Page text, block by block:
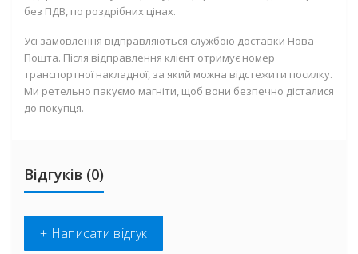
без ПДВ, по роздрібних цінах.
Усі замовлення відправляються службою доставки Нова
Пошта. Після відправлення клієнт отримує номер
транспортної накладної, за який можна відстежити посилку.
Ми ретельно пакуємо магніти, щоб вони безпечно дісталися
до покупця.
Відгуків (0)
+ Написати відгук